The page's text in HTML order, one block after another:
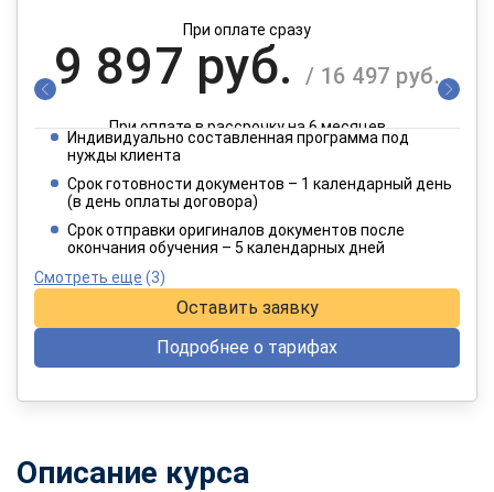
При оплате сразу
9 897 руб. / 16 497 руб.
При оплате в рассрочку на 6 месяцев
4 949 руб. / 8 249 руб.
При оплате в рассрочку на 12 месяцев
Индивидуально составленная программа под
нужды клиента
Срок готовности документов – 1 календарный день
(в день оплаты договора)
Срок отправки оригиналов документов после
окончания обучения – 5 календарных дней
Смотреть еще (3)
Оставить заявку
Подробнее о тарифах
Описание курса